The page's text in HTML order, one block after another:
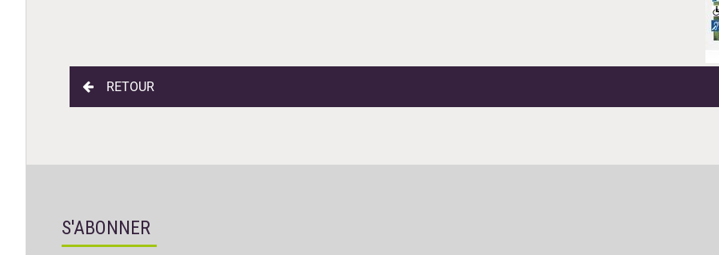
RETOUR
S'ABONNER